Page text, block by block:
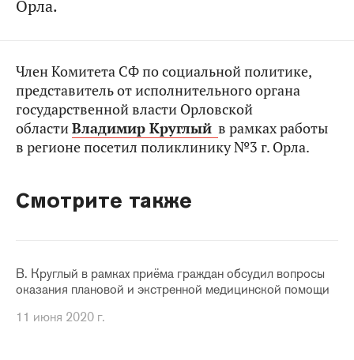
Орла.
Член Комитета СФ по социальной политике,
представитель от исполнительного органа
государственной власти Орловской
областиВладимир Круглый в рамках работы
в регионе посетил поликлинику №3 г. Орла.
Смотрите также
В. Круглый в рамках приёма граждан обсудил вопросы
оказания плановой и экстренной медицинской помощи
11 июня 2020 г.